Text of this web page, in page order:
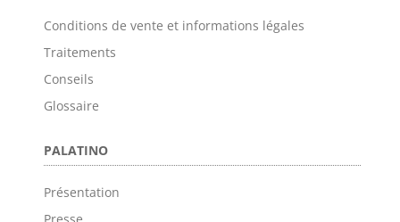
Conditions de vente et informations légales
Traitements
Conseils
Glossaire
PALATINO
Présentation